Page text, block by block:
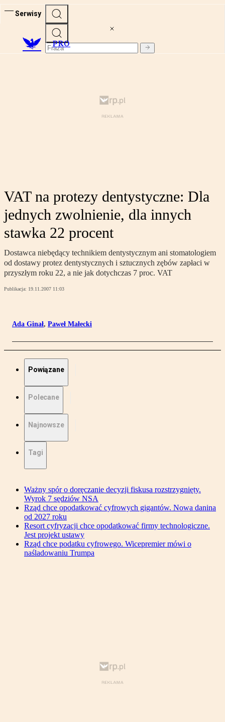
Serwisy
PRO
VAT na protezy dentystyczne: Dla
jednych zwolnienie, dla innych
stawka 22 procent
Dostawca niebędący technikiem dentystycznym ani stomatologiem
od dostawy protez dentystycznych i sztucznych zębów zapłaci w
przyszłym roku 22, a nie jak dotychczas 7 proc. VAT
Publikacja: 19.11.2007 11:03
Ada Ginał, Paweł Małecki
Powiązane
Polecane
Najnowsze
Tagi
Ważny spór o doręczanie decyzji fiskusa rozstrzygnięty.
Wyrok 7 sędziów NSA
Rząd chce opodatkować cyfrowych gigantów. Nowa danina
od 2027 roku
Resort cyfryzacji chce opodatkować firmy technologiczne.
Jest projekt ustawy
Rząd chce podatku cyfrowego. Wicepremier mówi o
naśladowaniu Trumpa